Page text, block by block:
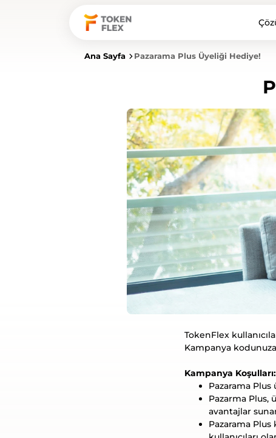
Ana Sayfa Pazarama Plus Üyeliği Hediye!
TokenFlex
Kampanya
Kampanya Koşulları:
Pazarama
Pazarma Plus,
avantajlar
Pazarama Plus